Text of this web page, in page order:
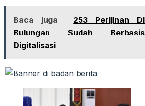
Baca juga
253 Perijinan Di
Bulungan Sudah Berbasis
Digitalisasi